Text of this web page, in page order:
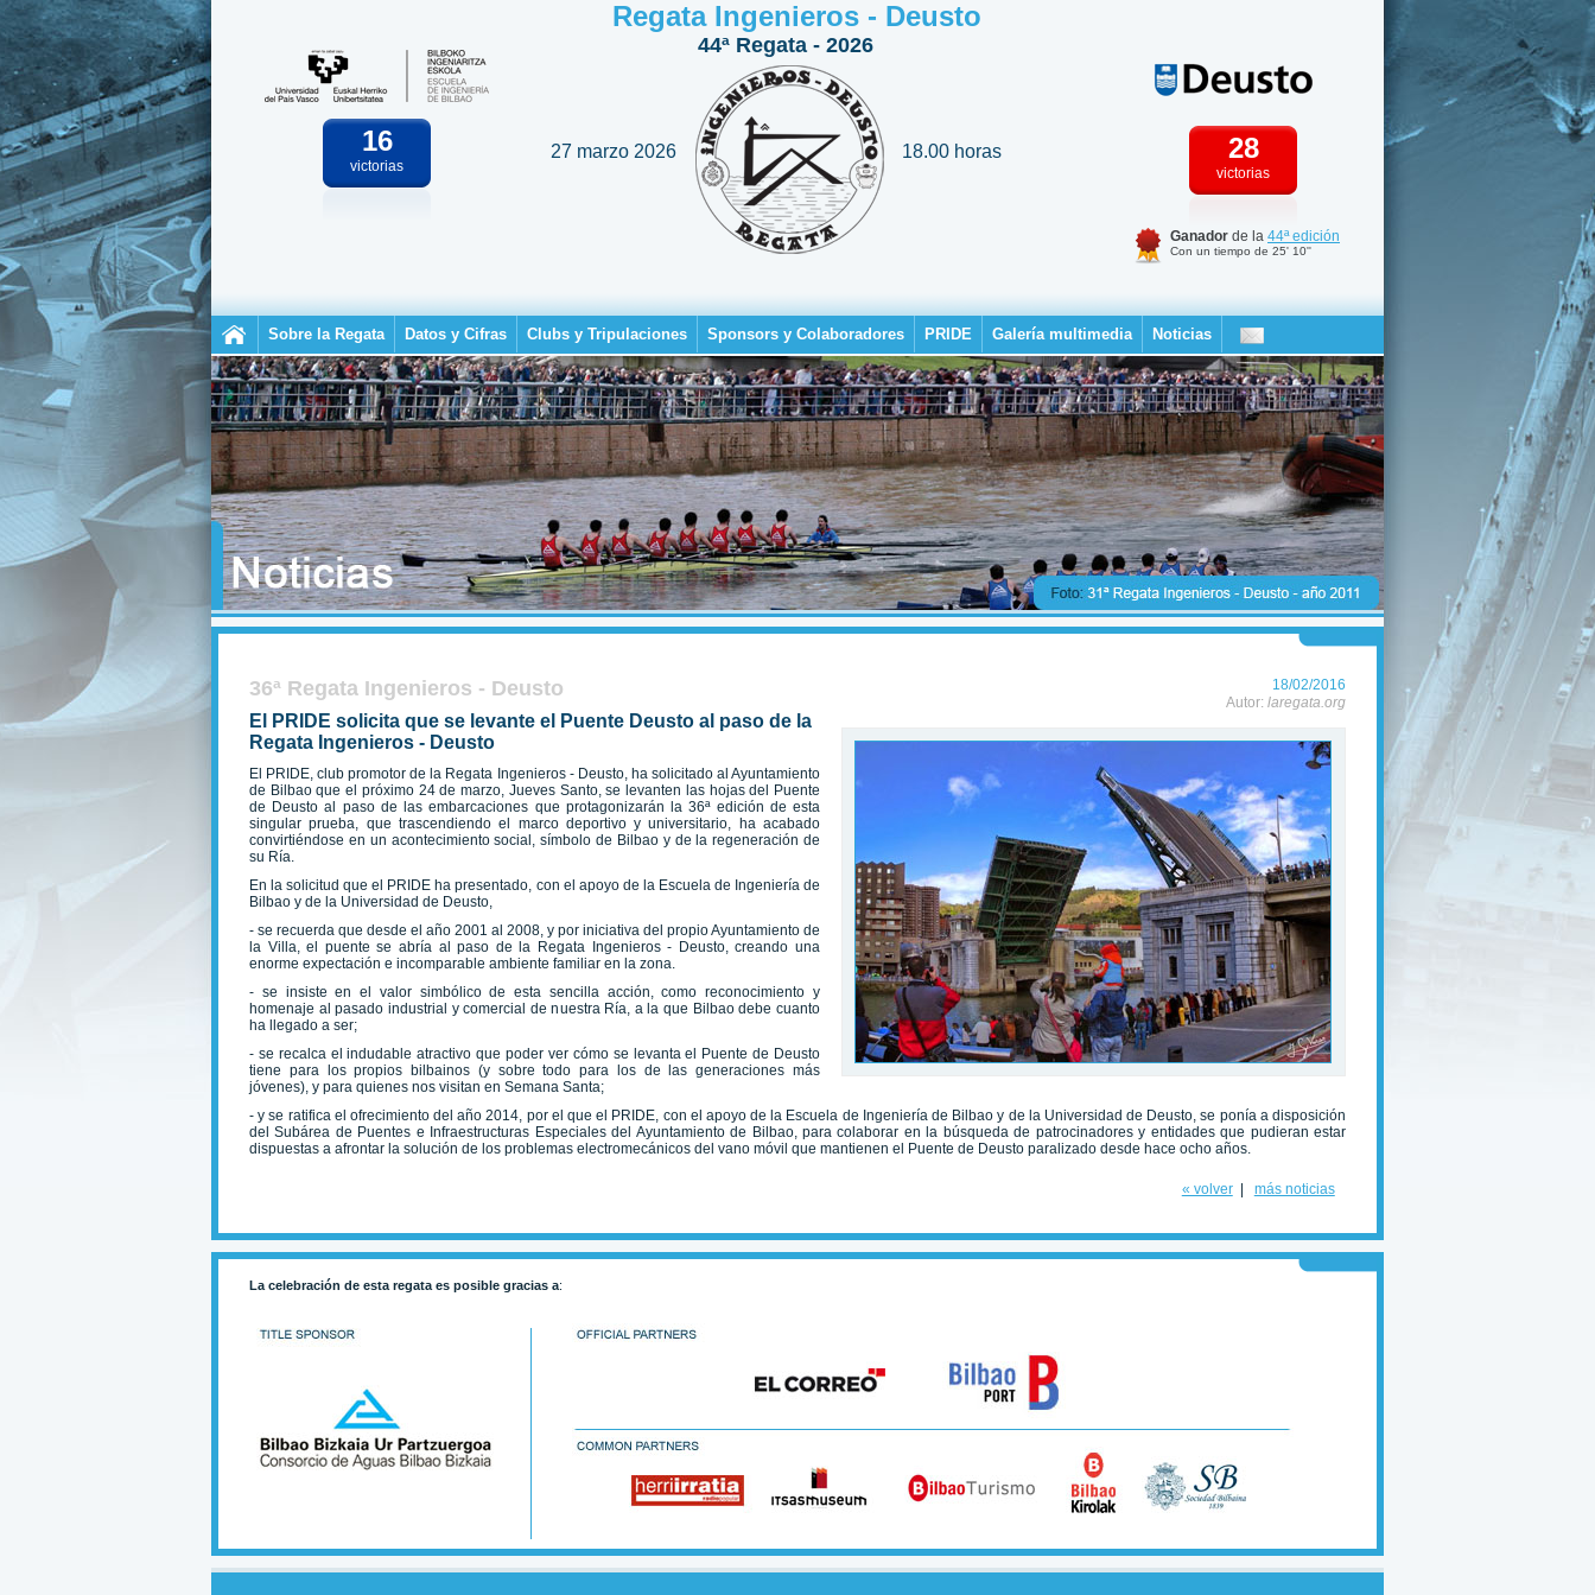
16
victorias
Regata Ingenieros - Deusto
44ª Regata - 2026
27 marzo 2026 18.00 horas 28
victorias
Ganador de la 44ª edición
Con un tiempo de 25' 10''
Sobre la Regata Datos y Cifras Clubs y Tripulaciones Sponsors y Colaboradores PRIDE Galería multimedia Noticias
36ª Regata Ingenieros - Deusto
18/02/2016
Autor: laregata.org
El PRIDE solicita que se levante el Puente Deusto al paso de la
Regata Ingenieros - Deusto
El PRIDE, club promotor de la Regata Ingenieros - Deusto, ha solicitado al Ayuntamiento
de Bilbao que el próximo 24 de marzo, Jueves Santo, se levanten las hojas del Puente
de Deusto al paso de las embarcaciones que protagonizarán la 36ª edición de esta
singular prueba, que trascendiendo el marco deportivo y universitario, ha acabado
convirtiéndose en un acontecimiento social, símbolo de Bilbao y de la regeneración de
su Ría.
En la solicitud que el PRIDE ha presentado, con el apoyo de la Escuela de Ingeniería de
Bilbao y de la Universidad de Deusto,
- se recuerda que desde el año 2001 al 2008, y por iniciativa del propio Ayuntamiento de
la Villa, el puente se abría al paso de la Regata Ingenieros - Deusto, creando una
enorme expectación e incomparable ambiente familiar en la zona.
- se insiste en el valor simbólico de esta sencilla acción, como reconocimiento y
homenaje al pasado industrial y comercial de nuestra Ría, a la que Bilbao debe cuanto
ha llegado a ser;
- se recalca el indudable atractivo que poder ver cómo se levanta el Puente de Deusto
tiene para los propios bilbainos (y sobre todo para los de las generaciones más
jóvenes), y para quienes nos visitan en Semana Santa;
- y se ratifica el ofrecimiento del año 2014, por el que el PRIDE, con el apoyo de la Escuela de Ingeniería de Bilbao y de la Universidad de Deusto, se ponía a disposición
del Subárea de Puentes e Infraestructuras Especiales del Ayuntamiento de Bilbao, para colaborar en la búsqueda de patrocinadores y entidades que pudieran estar
dispuestas a afrontar la solución de los problemas electromecánicos del vano móvil que mantienen el Puente de Deusto paralizado desde hace ocho años.
« volver| más noticias
La celebración de esta regata es posible gracias a: